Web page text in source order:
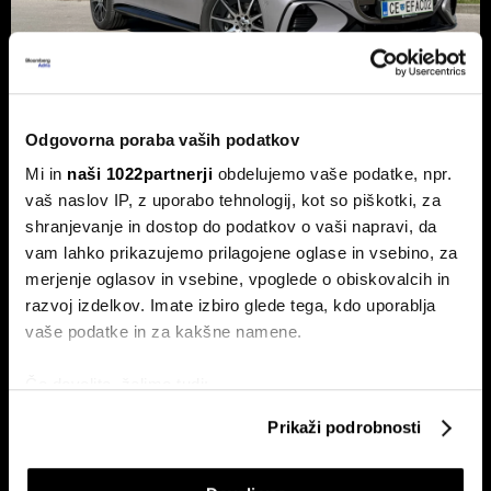
Odgovorna poraba vaših podatkov
Mi in naši 1022partnerji obdelujemo vaše podatke, npr.
vaš naslov IP, z uporabo tehnologij, kot so piškotki, za
shranjevanje in dostop do podatkov o vaši napravi, da
vam lahko prikazujemo prilagojene oglase in vsebino, za
merjenje oglasov in vsebine, vpoglede o obiskovalcih in
razvoj izdelkov. Imate izbiro glede tega, kdo uporablja
vaše podatke in za kakšne namene.
Identificirati napravo z aktivnim preverjanjem
Prikaži podrobnosti
Novi mercedes-benz GLC: Tvegana
elektrifikacija luksuza ali genialni
preboj?
Petična znamka iz Stuttgarta z elektrificirano uspešnico
napoveduje oster obrat v smeri pogonske alternative.
Xpeng P7+: Kitajec, ki govori kot
Novi jeep compass stavi na